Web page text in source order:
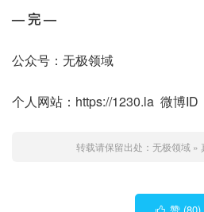
— 完 —
公众号：无极领域
个人网站：https://1230.la 微博ID
转载请保留出处： 无极领域 »